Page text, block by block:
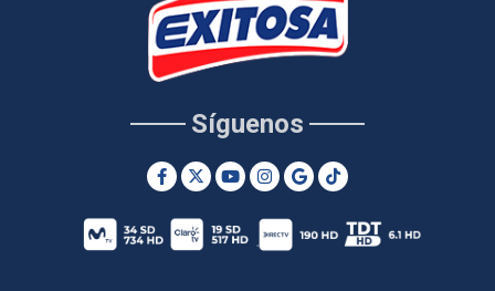
Síguenos